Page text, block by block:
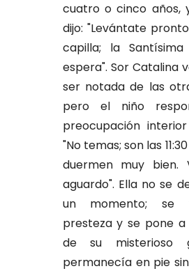
cuatro o cinco años,
dijo: "Levántate
capilla; la
espera". Sor Catalina
ser notada de las
pero el niño
preocupación
"No temas; son las
duermen muy
aguardo". Ella no se
un momento; se
presteza y se pone a
de su misterioso
permanecía en pie